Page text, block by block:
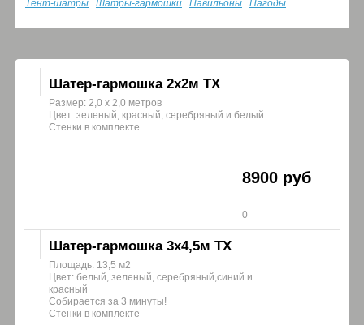
Тент-шатры Шатры-гармошки Павильоны Пагоды
Шатер-гармошка 2х2м ТХ
Размер: 2,0 х 2,0 метров
Цвет: зеленый, красный, серебряный и белый.
Стенки в комплекте
8900 руб
0
Шатер-гармошка 3х4,5м ТХ
Площадь: 13,5 м2
Цвет: белый, зеленый, серебряный,синий и
красный
Собирается за 3 минуты!
Стенки в комплекте